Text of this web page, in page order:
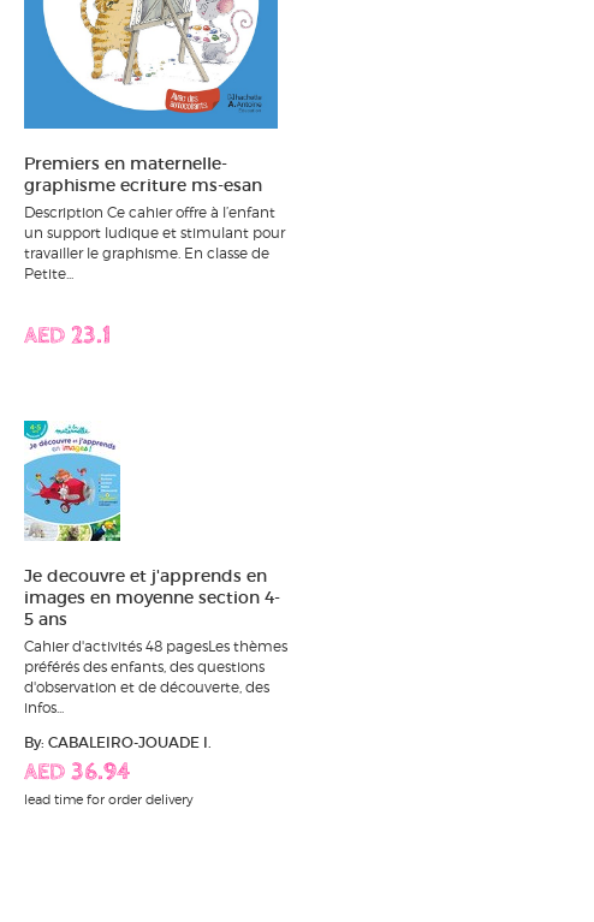
Premiers en maternelle-
graphisme ecriture ms-esan
Description Ce cahier offre à l’enfant
un support ludique et stimulant pour
travailler le graphisme. En classe de
Petite...
AED 23.1
Je decouvre et j'apprends en
images en moyenne section 4-
5 ans
Cahier d'activités 48 pagesLes thèmes
préférés des enfants, des questions
d'observation et de découverte, des
infos...
By: CABALEIRO-JOUADE I.
AED 36.94
lead time for order delivery